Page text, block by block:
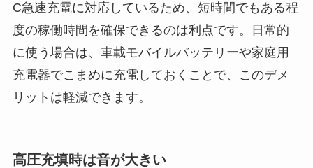
C急速充電に対応しているため、短時間でもある程
度の稼働時間を確保できるのは利点です。日常的
に使う場合は、車載モバイルバッテリーや家庭用
充電器でこまめに充電しておくことで、このデメ
リットは軽減できます。
高圧充填時は音が大きい